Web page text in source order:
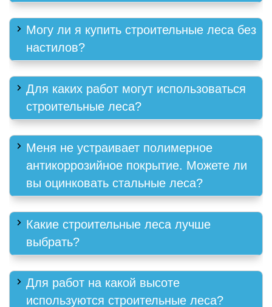
Могу ли я купить строительные леса без
настилов?
Для каких работ могут использоваться
строительные леса?
Меня не устраивает полимерное
антикоррозийное покрытие. Можете ли
вы оцинковать стальные леса?
Какие строительные леса лучше
выбрать?
Для работ на какой высоте
используются строительные леса?